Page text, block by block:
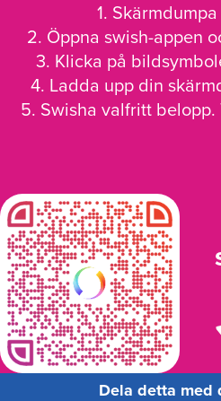
1.
2. Öppna swish-appen
3. Klicka på
4. Ladda upp din
5. Swisha valfritt
Dela detta med